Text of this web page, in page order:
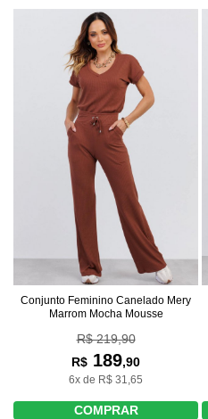
Conjunto Feminino Canelado Mery
Marrom Mocha Mousse
R$ 219,90
R$ 189,90
6x de R$ 31,65
COMPRAR